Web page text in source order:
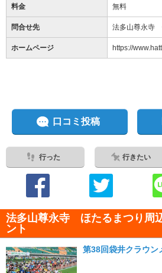
料金 無料
問合せ先 法多山尊永寺
ホームページ https://
口コミ投稿
行った 行きたい
法多山尊永寺 ほたるまつり周
ント
第38回袋井クラウン